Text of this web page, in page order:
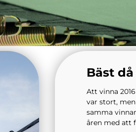
Bäst
Att vinna
var stort,
samma
åren med att